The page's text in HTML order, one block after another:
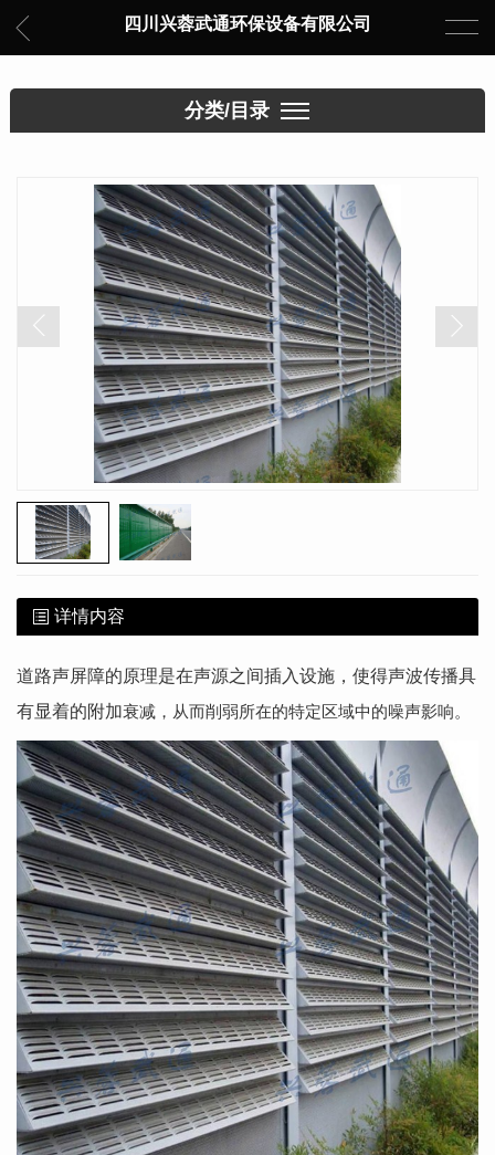
四川兴蓉武通环保设备有限公司
分类/目录
详情内容
道路声屏障的原理是在声源之间插入设施，使得声波传播具
有显着的附加衰减，从而削弱所在的特定区域中的噪声影响。